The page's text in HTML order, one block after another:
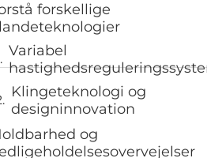
forskellige
Variabel
Klingeteknologi og
designinnovation
og